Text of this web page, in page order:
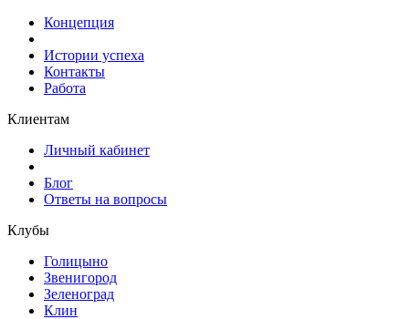
Концепция
Истории успеха
Контакты
Работа
Клиентам
Личный кабинет
Блог
Ответы на вопросы
Клубы
Голицыно
Звенигород
Зеленоград
Клин